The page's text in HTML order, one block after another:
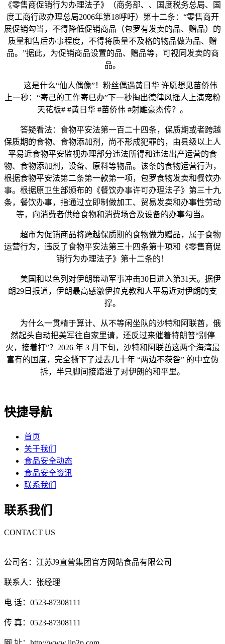
《零售商促销行为办理法子》（商务部、、国度税务总局、国
度工商行政办理总局2006年第18呼吁）第十二条：“零售商开
展促销勾当，不得降低促销商品（包罗有发卖的品、赠品）的
质量和售后办事程度，不得将质量不及格的物品做为品、赠
品。”据此，为促销商品设置的品、赠品等，可视同发卖的商
品。
这是什么“仙人偶像”！粉丝偶遇黄日华 许愿想见苗侨伟
上一秒：“寄己的工作寄已办”下一秒掏出德律风摇人上演宠粉
天花板# #黄日华 #苗侨伟 #射雕豪杰传？。
答疑看法：食物平安法第一百二十四条，保质期或者跨越
保质期的食物、食物添加剂，尚不形成犯罪的，由县级以上人
平易近食物平安监视办理部分违法所得和违法出产运营的食
物、食物添加剂，设备、原料等物品。该条的食物运营行为，
根据食物平安法第二条第一款第一项，包罗食物发卖和餐饮办
事。根据原卫生部颁布的《餐饮办事许可办理法子》第三十九
条，餐饮办事，指通过立即制做加工、贸易发卖和办事性劳动
等，向消费者供给食物和消费场合及设备的办事勾当。
超市为促销商品将跨越保质期的食物做为赠品，属于食物
运营行为，违反了食物平安法第三十四条第十项和《零售商促
销行为办理法子》第十二条的！
美国和以色列对伊朗策动军事冲击30日进入第31天。据伊
朗29日报道，伊朗最高感激伊拉克教和人平易近对伊朗的支
撑。
为什么一贯精于算计、从不等闲坐队的沙特和阿联酋，俄
然起头自动把美军往自家里请，还反过来催着特朗普“别停
火，接着打”？2026 年 3 月下旬，沙特和阿联酋这两个海湾最
富有的国度，完全撕下了过去几十年 “两边不获咎” 的中立伪
拆，半只脚间接踏进了对伊朗的和平里。
快捷导航
首页
关于我们
食品安全动态
食品安全资讯
联系我们
联系我们
CONTACT US
公司名：江苏J9直营集团官方网站食品有限公司
联系人：张经理
电 话：0523-87308111
传 真：0523-87308111